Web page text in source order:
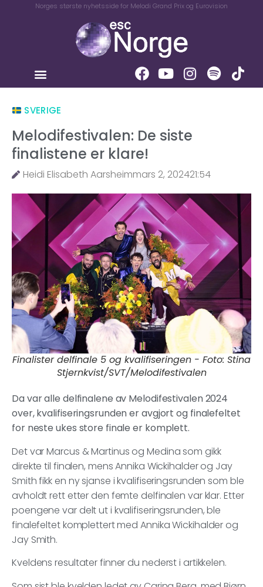
Norges største nyhetsside for Melodi Grand Prix og Eurovision
SVERIGE
Melodifestivalen: De siste
finalistene er klare!
Heidi Elisabeth Aarsheimmars 2, 202421:54
Finalister delfinale 5 og kvalifiseringen - Foto: Stina
Stjernkvist/SVT/Melodifestivalen
Da var alle delfinalene av Melodifestivalen 2024
over, kvalifiseringsrunden er avgjort og finalefeltet
for neste ukes store finale er komplett.
Det var Marcus & Martinus og Medina som gikk
direkte til finalen, mens Annika Wickihalder og Jay
Smith fikk en ny sjanse i kvalifiseringsrunden som ble
avholdt rett etter den femte delfinalen var klar. Etter
poengene var delt ut i kvalifiseringsrunden, ble
finalefeltet komplettert med Annika Wickihalder og
Jay Smith.
Kveldens resultater finner du nederst i artikkelen.